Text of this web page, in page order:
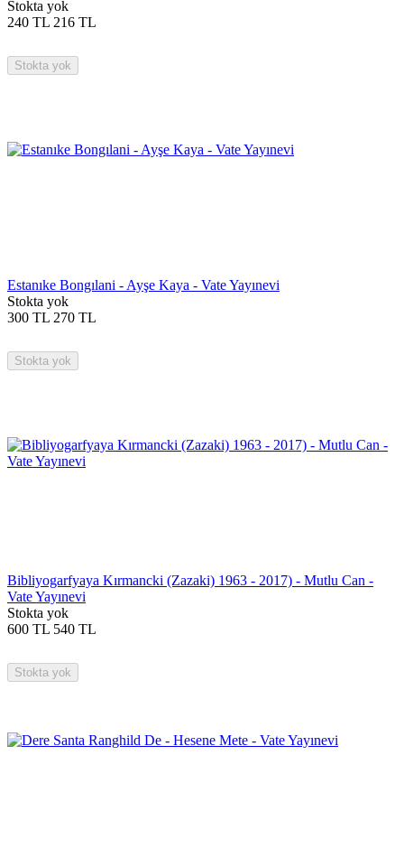
Stokta yok
240 TL 216 TL
Stokta yok
Estanıke Bongılani - Ayşe Kaya - Vate Yayınevi
Stokta yok
300 TL 270 TL
Stokta yok
Bibliyogarfyaya Kırmancki (Zazaki) 1963 - 2017) - Mutlu Can -
Vate Yayınevi
Stokta yok
600 TL 540 TL
Stokta yok